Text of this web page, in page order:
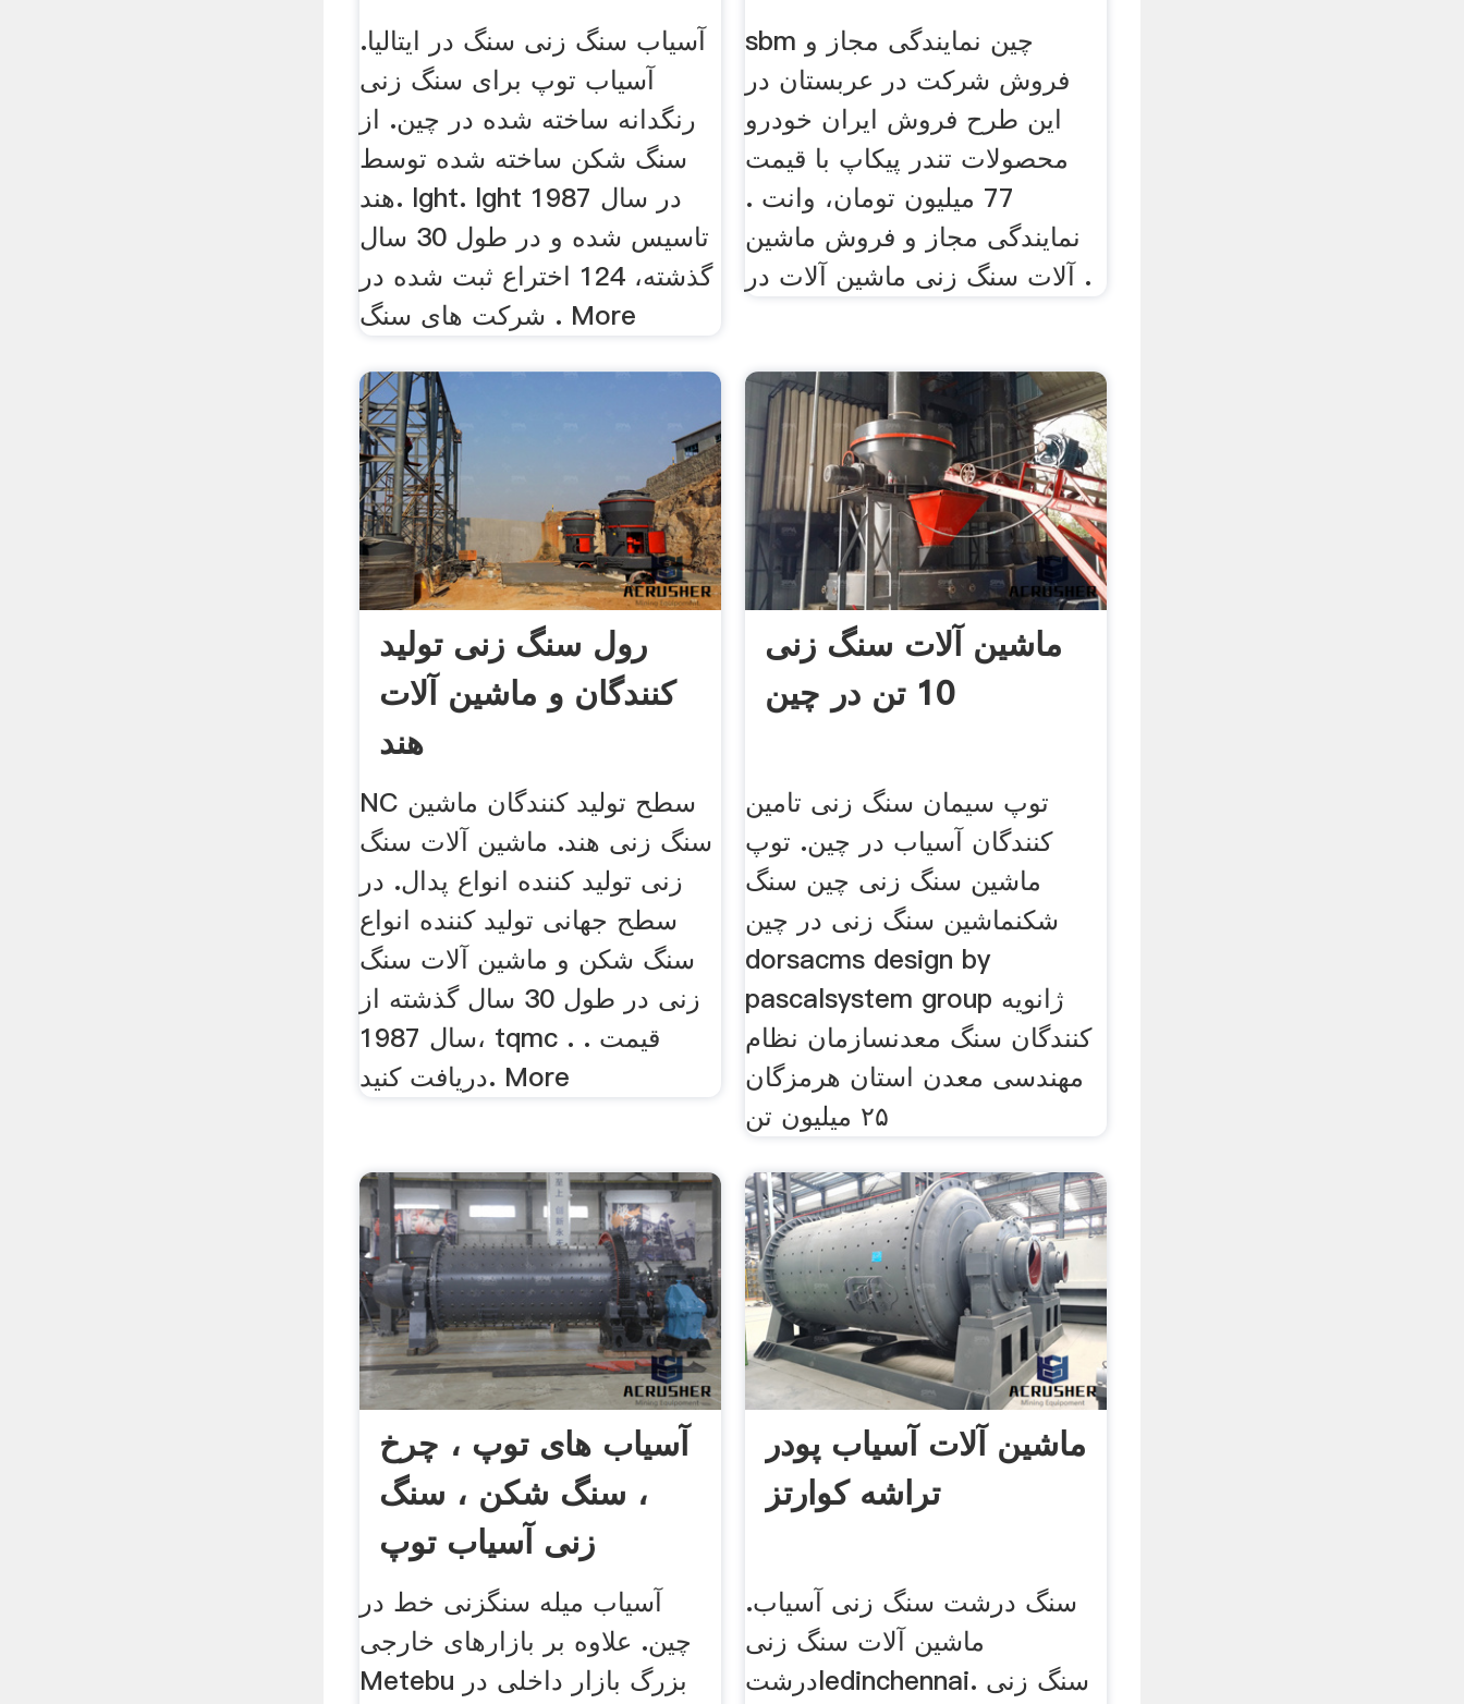
آسیاب سنگ زنی سنگ در ایتالیا.
آسیاب توپ برای سنگ زنی
رنگدانه ساخته شده در چین. از
سنگ شکن ساخته شده توسط
هند. lght. lght در سال 1987
تاسیس شده و در طول 30 سال
گذشته، 124 اختراع ثبت شده در
شركت های سنگ . More
sbm چین نمایندگی مجاز و
فروش شرکت در عربستان در
این طرح فروش ایران خودرو
محصولات تندر پیکاپ با قیمت
77 میلیون تومان، وانت .
نمایندگی مجاز و فروش ماشین
آلات سنگ زنی ماشین آلات در .
رول سنگ زنی تولید
کنندگان و ماشین آلات
هند
NC سطح تولید کنندگان ماشین
سنگ زنی هند. ماشین آلات سنگ
زنی تولید کننده انواع پدال. در
سطح جهانی تولید کننده انواع
سنگ شکن و ماشین آلات سنگ
زنی در طول 30 سال گذشته از
سال 1987، tqmc . . قیمت
دریافت کنید. More
ماشین آلات سنگ زنی
10 تن در چین
توپ سیمان سنگ زنی تامین
کنندگان آسیاب در چین. توپ
ماشین سنگ زنی چین سنگ
شکنماشین سنگ زنی در چین
dorsacms design by
pascalsystem group ژانويه
کنندگان سنگ معدنسازمان نظام
مهندسی معدن استان هرمزگان
۲۵ میلیون تن
آسیاب های توپ ، چرخ
، سنگ شکن ، سنگ
زنی آسیاب توپ
آسیاب میله سنگزنی خط در
چین. علاوه بر بازارهای خارجی
Metebu بزرگ بازار داخلى در
ماشین آلات آسیاب پودر
تراشه کوارتز
سنگ درشت سنگ زنی آسیاب.
ماشین آلات سنگ زنی
درشتledinchennai. سنگ زنی